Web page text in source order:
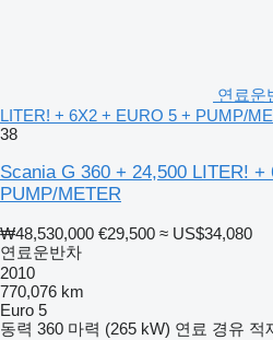
연료운
LITER! + 6X2 + EURO 5 + PUMP/
38
Scania G 360 + 24,500 LITER! +
PUMP/METER
₩48,530,000 €29,500 ≈ US$34,080
연료운반차
2010
770,076 km
Euro 5
동력 360 마력 (265 kW) 연료 경유 적